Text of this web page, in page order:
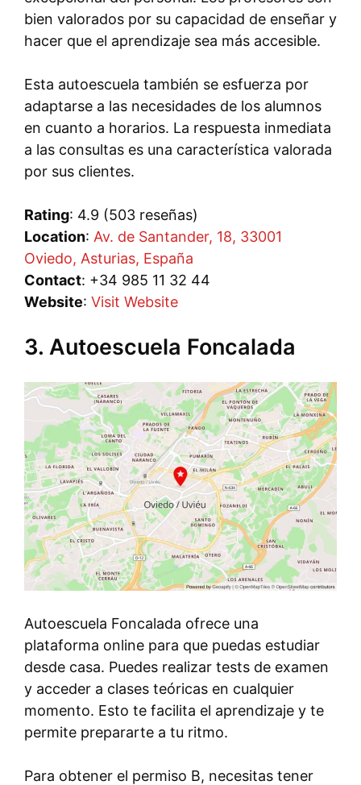
bien valorados por su capacidad de enseñar y
hacer que el aprendizaje sea más accesible.
Esta autoescuela también se esfuerza por
adaptarse a las necesidades de los alumnos
en cuanto a horarios. La respuesta inmediata
a las consultas es una característica valorada
por sus clientes.
Rating: 4.9 (503 reseñas)
Location: Av. de Santander, 18, 33001
Oviedo, Asturias, España
Contact: +34 985 11 32 44
Website: Visit Website
3. Autoescuela Foncalada
Autoescuela Foncalada ofrece una
plataforma online para que puedas estudiar
desde casa. Puedes realizar tests de examen
y acceder a clases teóricas en cualquier
momento. Esto te facilita el aprendizaje y te
permite prepararte a tu ritmo.
Para obtener el permiso B, necesitas tener